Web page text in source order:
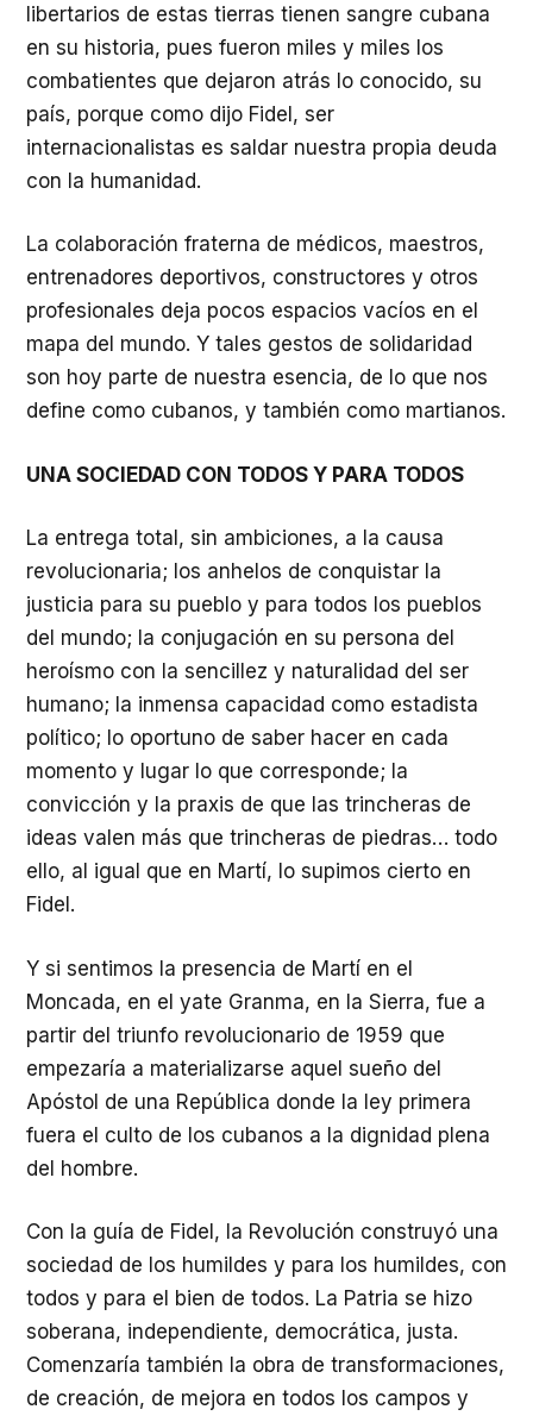
libertarios de estas tierras tienen sangre cubana
en su historia, pues fueron miles y miles los
combatientes que dejaron atrás lo conocido, su
país, porque como dijo Fidel, ser
internacionalistas es saldar nuestra propia deuda
con la humanidad.
La colaboración fraterna de médicos, maestros,
entrenadores deportivos, constructores y otros
profesionales deja pocos espacios vacíos en el
mapa del mundo. Y tales gestos de solidaridad
son hoy parte de nuestra esencia, de lo que nos
define como cubanos, y también como martianos.
UNA SOCIEDAD CON TODOS Y PARA TODOS
La entrega total, sin ambiciones, a la causa
revolucionaria; los anhelos de conquistar la
justicia para su pueblo y para todos los pueblos
del mundo; la conjugación en su persona del
heroísmo con la sencillez y naturalidad del ser
humano; la inmensa capacidad como estadista
político; lo oportuno de saber hacer en cada
momento y lugar lo que corresponde; la
convicción y la praxis de que las trincheras de
ideas valen más que trincheras de piedras… todo
ello, al igual que en Martí, lo supimos cierto en
Fidel.
Y si sentimos la presencia de Martí en el
Moncada, en el yate Granma, en la Sierra, fue a
partir del triunfo revolucionario de 1959 que
empezaría a materializarse aquel sueño del
Apóstol de una República donde la ley primera
fuera el culto de los cubanos a la dignidad plena
del hombre.
Con la guía de Fidel, la Revolución construyó una
sociedad de los humildes y para los humildes, con
todos y para el bien de todos. La Patria se hizo
soberana, independiente, democrática, justa.
Comenzaría también la obra de transformaciones,
de creación, de mejora en todos los campos y